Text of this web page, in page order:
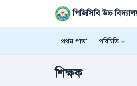
পিজিসিবি উচ্চ
প্রথম পাতা পরিচিতি
শিক্ষক